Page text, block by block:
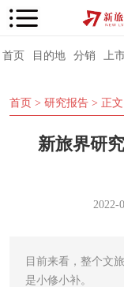
首页 目的地 分销 上
首页 > 研究报告 > 正文
新旅界研
2022-
目前来看，整个文
是小修小补。